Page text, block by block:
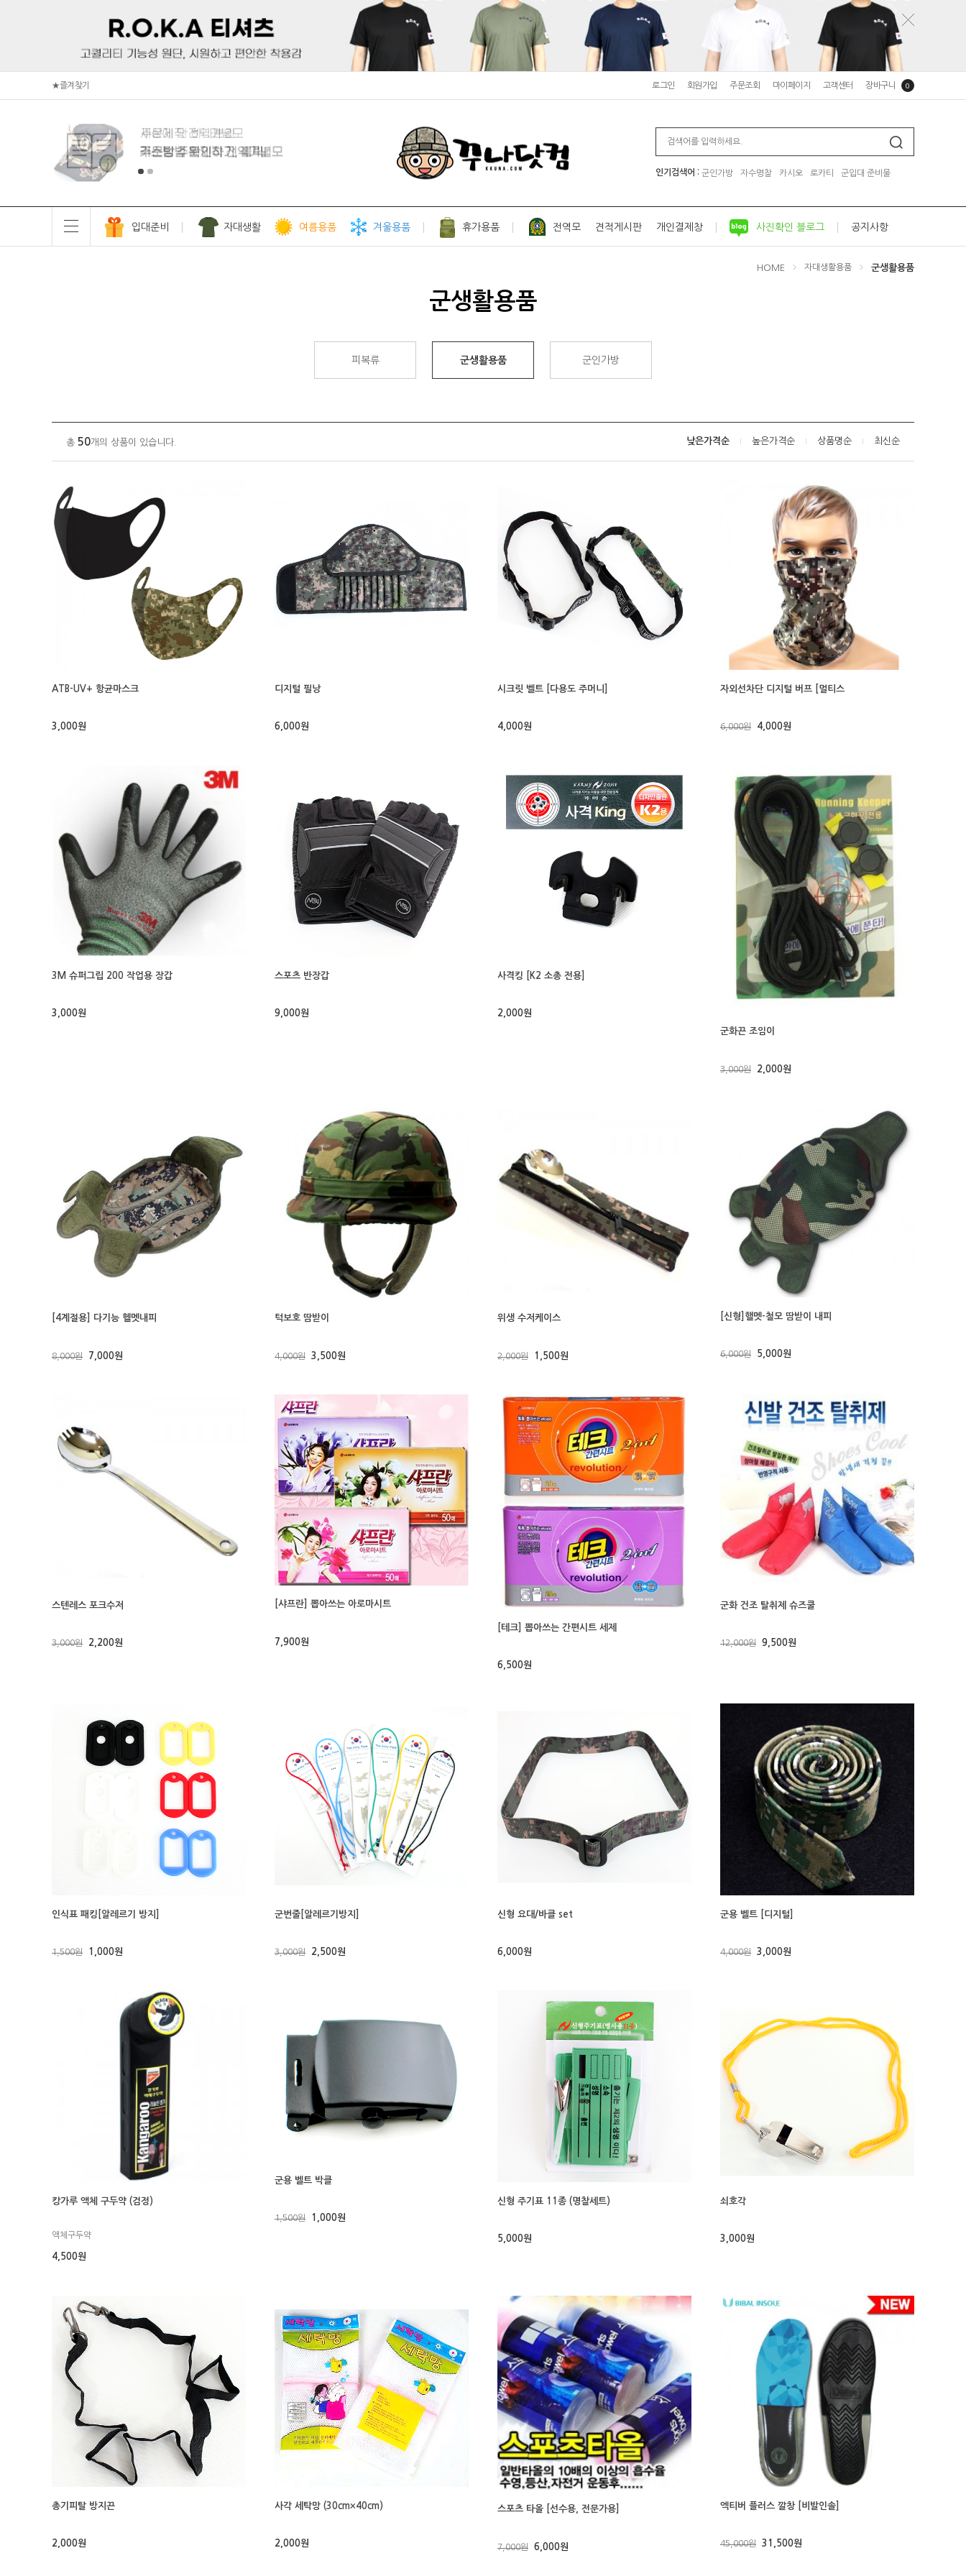
★즐겨찾기 로그인 회원가입 주문조회 마이페이지 고객센터 장바구니 0
인기검색어 : 군인가방 자수명찰 카시오 로카티 군입대 준비물
입대준비 자대생활 여름용품 겨울용품 휴가용품 전역모 견적게시판 개인결제창 사진확인 블로그 공지사항
군생활용품
HOME > 자대생활용품 > 군생활용품
피복류 군생활용품 군인가방
총 50개의 상품이 있습니다. 낮은가격순 높은가격순 상품명순 최신순
ATB-UV+ 항균마스크
3,000원
디지털 필낭
6,000원
시크릿 벨트 [다용도 주머니]
4,000원
자외선차단 디지털 버프 [멀티스
6,000원 4,000원
3M 슈퍼그립 200 작업용 장갑
3,000원
스포츠 반장갑
9,000원
사격킹 [K2 소총 전용]
2,000원
군화끈 조임이
3,000원 2,000원
[4계절용] 다기능 헬멧내피
8,000원 7,000원
턱보호 땀받이
4,000원 3,500원
위생 수저케이스
2,000원 1,500원
[신형]핼멧-철모 땀받이 내피
6,000원 5,000원
스텐레스 포크수저
3,000원 2,200원
[샤프란] 뽑아쓰는 아로마시트
7,900원
[테크] 뽑아쓰는 간편시트 세제
6,500원
군화 건조 탈취제 슈즈쿨
12,000원 9,500원
인식표 패킹[알레르기 방지]
1,500원 1,000원
군번줄[알레르기방지]
3,000원 2,500원
신형 요대/바클 set
6,000원
군용 벨트 [디지털]
4,000원 3,000원
캉가루 액체 구두약 (검정)
액체구두약
4,500원
군용 벨트 박클
1,500원 1,000원
신형 주기표 11종 (명찰세트)
5,000원
쇠호각
3,000원
총기피탈 방지끈
2,000원
사각 세탁망 (30cm×40cm)
2,000원
스포츠 타올 [선수용, 전문가용]
7,000원 6,000원
엑티버 플러스 깔창 [비발인솔]
45,000원 31,500원